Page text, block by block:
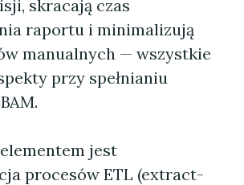
skracają czas
raportu i minimalizują
manualnych — wszystkie
przy spełnianiu
jest
procesów ETL (extract-